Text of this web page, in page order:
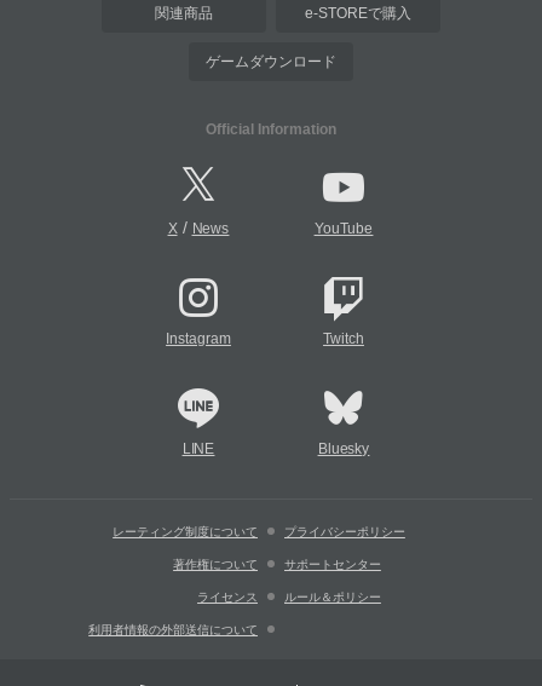
関連商品 e-STOREで購入
ゲームダウンロード
Official Information
X/ News YouTube
Instagram Twitch
LINE Bluesky
レーティング制度について プライバシーポリシー
著作権について サポートセンター
ライセンス ルール＆ポリシー
利用者情報の外部送信について